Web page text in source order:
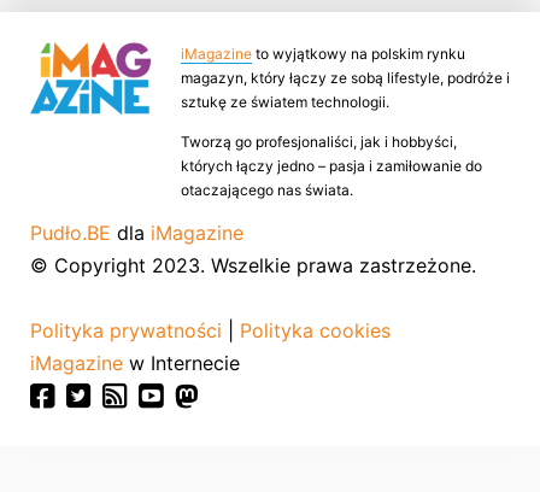
iMagazine to wyjątkowy na polskim rynku
magazyn, który łączy ze sobą lifestyle, podróże i
sztukę ze światem technologii.
Tworzą go profesjonaliści, jak i hobbyści,
których łączy jedno – pasja i zamiłowanie do
otaczającego nas świata.
Pudło.BE dla iMagazine
© Copyright 2023. Wszelkie prawa zastrzeżone.
Polityka prywatności
Polityka cookies
iMagazine w Internecie